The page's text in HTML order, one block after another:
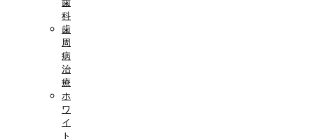
歯
科
歯
周
病
治
療
ホ
ワ
イ
ト